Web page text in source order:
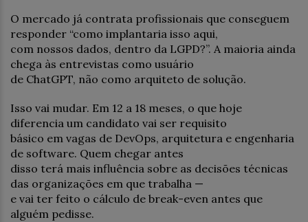
O mercado já contrata profissionais que conseguem
responder “como implantaria isso aqui,
com nossos dados, dentro da LGPD?”. A maioria ainda
chega às entrevistas como usuário
de ChatGPT, não como arquiteto de solução.
Isso vai mudar. Em 12 a 18 meses, o que hoje
diferencia um candidato vai ser requisito
básico em vagas de DevOps, arquitetura e engenharia
de software. Quem chegar antes
disso terá mais influência sobre as decisões técnicas
das organizações em que trabalha —
e vai ter feito o cálculo de break-even antes que
alguém pedisse.